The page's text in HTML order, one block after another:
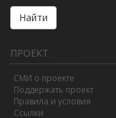
Найти
ПРОЕКТ
СМИ о проекте
Поддержать проект
Правила и условия
Ссылки